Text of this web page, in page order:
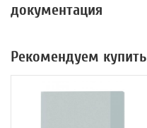
документация
Рекомендуем купить